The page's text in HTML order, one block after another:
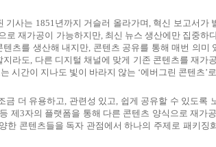
기사는 1851년까지 거슬러 올라가며 , 혁신 보고서가
로 재가공이 가능하지만, 최신 뉴스 생산에만 집중하
텐츠를 생산해 내지만, 콘텐츠 공유를 통해 매번 의미
지라도, 다른 디지털 채널에 맞게 기존 콘텐츠를 재가
시간이 지나도 빛이 바라지 않는 ‘에버그린 콘텐츠’
금 더 유용하고, 관련성 있고, 쉽게 공유할 수 있도록
등 제3자의 플랫폼을 통해 다른 콘텐츠 양식으로 재가
한 콘텐츠들을 독자 관점에서 하나의 주제로 패키징